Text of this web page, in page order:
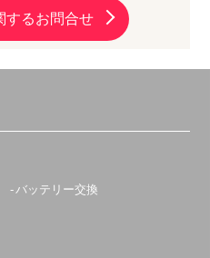
するお問合せ
バッテリー交換